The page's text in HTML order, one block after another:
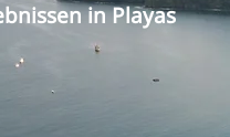
in Playas